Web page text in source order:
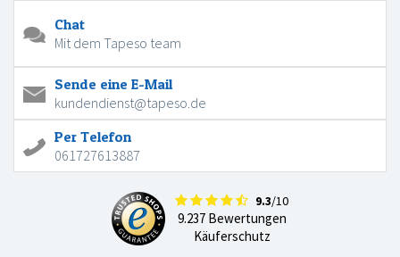
Chat
Mit dem Tapeso team
Sende eine E-Mail
kundendienst@tapeso.de
Per Telefon
061727613887
9.3/10
9.237 Bewertungen
Käuferschutz